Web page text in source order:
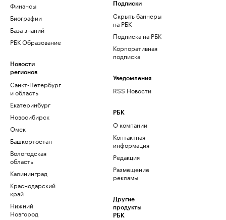
Финансы
Биографии
База знаний
РБК Образование
Новости
регионов
Санкт-Петербург
и область
Екатеринбург
Новосибирск
Омск
Башкортостан
Вологодская
область
Калининград
Краснодарский
край
Нижний
Новгород
Подписки
Скрыть баннеры
на РБК
Подписка на РБК
Корпоративная
подписка
Уведомления
RSS Новости
РБК
О компании
Контактная
информация
Редакция
Размещение
рекламы
Другие
продукты
РБК